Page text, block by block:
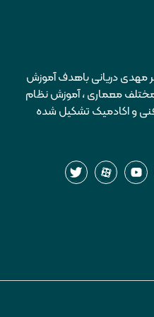
مهدی دریانی باهدف آموزش
معماری ، آموزش نظام
و اکادمیک تشکیل شده